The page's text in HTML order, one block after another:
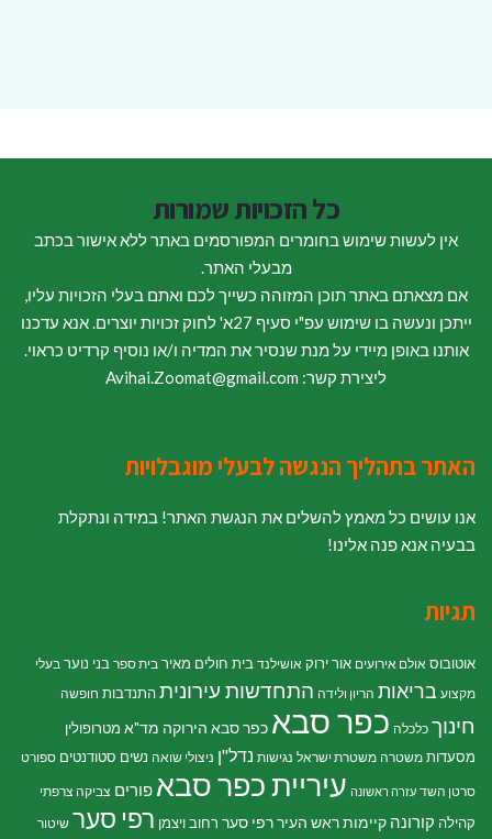
כל הזכויות שמורות
אין לעשות שימוש בחומרים המפורסמים באתר ללא אישור בכתב
מבעלי האתר.
אם מצאתם באתר תוכן המזוהה כשייך לכם ואתם בעלי הזכויות עליו,
ייתכן ונעשה בו שימוש עפ"י סעיף 27א' לחוק זכויות יוצרים. אנא עדכנו
אותנו באופן מיידי על מנת שנסיר את המדיה ו/או נוסיף קרדיט כראוי.
ליצירת קשר: Avihai.Zoomat@gmail.com
האתר בתהליך הנגשה לבעלי מוגבלויות
אנו עושים כל מאמץ להשלים את הנגשת האתר! במידה ונתקלת
בבעיה אנא פנה אלינו!
תגיות
אוטובוס אולם אירועים אור ירוק אושילנד בית חולים מאיר בית ספר בני נוער בעלי
מקצוע בריאות הריון ולידה התחדשות עירוניתהתנדבות חופשה
חינוך כלכלה כפר סבא כפר סבא הירוקה מד"א מטרופולין
מסעדות משטרה משטרת ישראל נגישות נדל"ן ניצולי שואה נשים סטודנטים ספורט
סרטן השד עזרה ראשונה עיריית כפר סבא פורים צביקה צרפתי
קהילה קורונה קיימותראש העיר רפי סער רחוב ויצמן רפי סער שיטור